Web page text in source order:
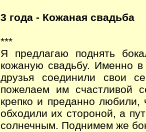
3 года - Кожаная свадьба
***
Я предлагаю поднять
кожаную свадьбу. Именно
друзья соединили свои
пожелаем им счастливой
крепко и преданно любили,
обходили их стороной, а
солнечным. Поднимем же